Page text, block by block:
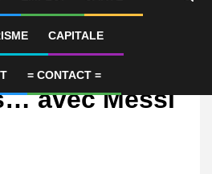
CAPITALE
= CONTACT =
vous aux
avec Messi